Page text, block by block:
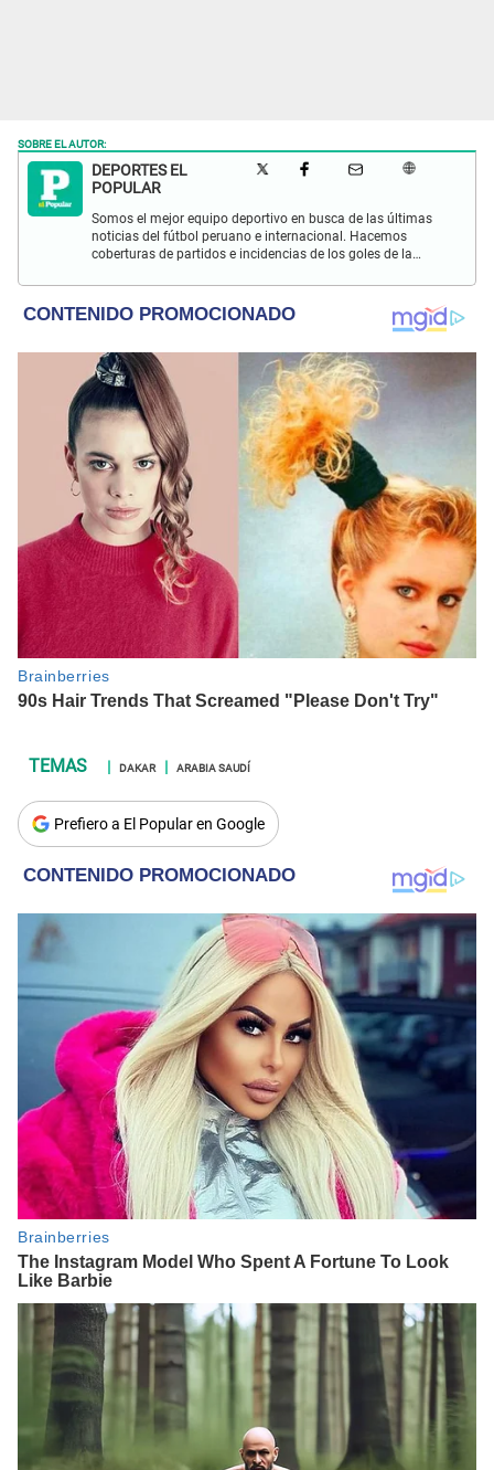
SOBRE EL AUTOR:
DEPORTES EL
POPULAR
Somos el mejor equipo deportivo en busca de las últimas
noticias del fútbol peruano e internacional. Hacemos
coberturas de partidos e incidencias de los goles de la
eventos deportivos.
DAKAR ARABIA SAUDÍ
Prefiero a El Popular en Google